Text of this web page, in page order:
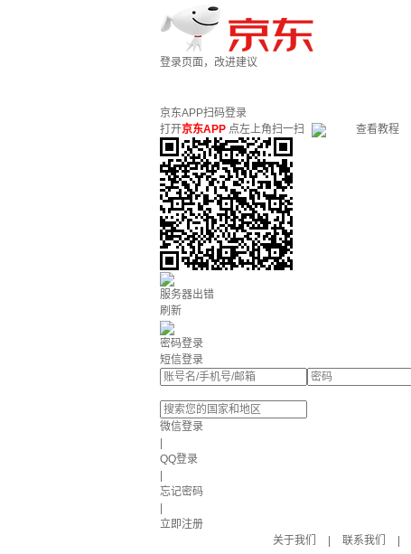
登录页面，改进建议
京东APP扫码登录
打开京东APP 点左上角扫一扫 查看教程
服务器出错
刷新
密码登录
短信登录
微信登录
QQ登录
忘记密码
立即注册
关于我们
联系我们